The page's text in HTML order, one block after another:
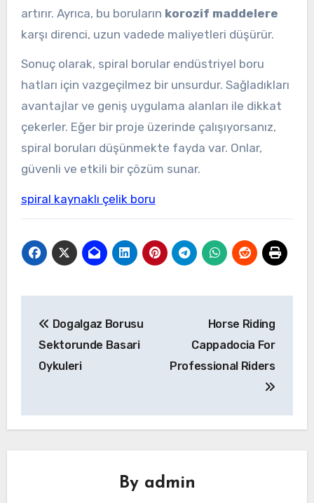
artırır. Ayrıca, bu boruların korozif maddelere
karşı direnci, uzun vadede maliyetleri düşürür.
Sonuç olarak, spiral borular endüstriyel boru
hatları için vazgeçilmez bir unsurdur. Sağladıkları
avantajlar ve geniş uygulama alanları ile dikkat
çekerler. Eğer bir proje üzerinde çalışıyorsanız,
spiral boruları düşünmekte fayda var. Onlar,
güvenli ve etkili bir çözüm sunar.
spiral kaynaklı çelik boru
gezinmesi
Dogalgaz Borusu
Sektorunde Basari
Oykuleri
Horse Riding
Cappadocia For
Professional Riders
By admin